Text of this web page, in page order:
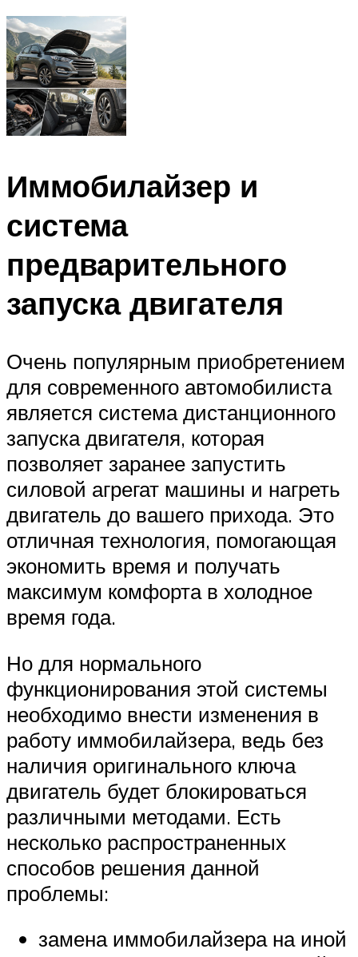
Иммобилайзер и
система
предварительного
запуска двигателя
Очень популярным приобретением
для современного автомобилиста
является система дистанционного
запуска двигателя, которая
позволяет заранее запустить
силовой агрегат машины и нагреть
двигатель до вашего прихода. Это
отличная технология, помогающая
экономить время и получать
максимум комфорта в холодное
время года.
Но для нормального
функционирования этой системы
необходимо внести изменения в
работу иммобилайзера, ведь без
наличия оригинального ключа
двигатель будет блокироваться
различными методами. Есть
несколько распространенных
способов решения данной
проблемы:
замена иммобилайзера на иной